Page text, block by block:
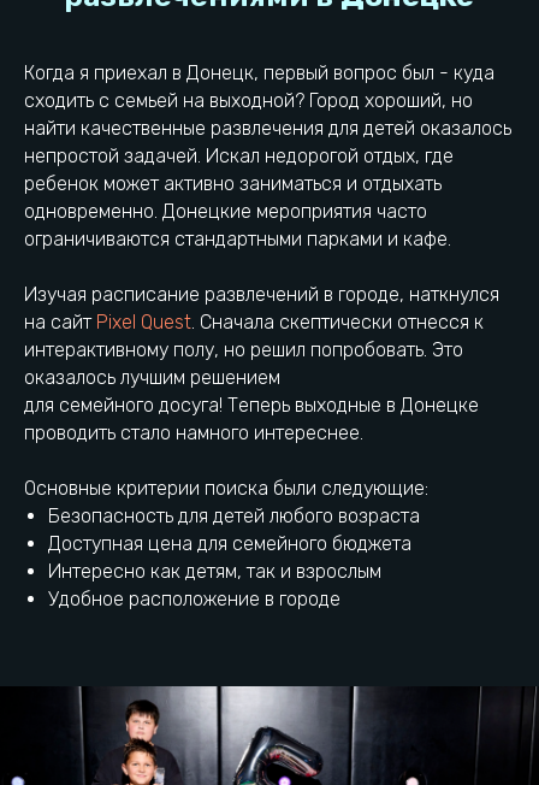
Когда я приехал в Донецк, первый вопрос был - куда
сходить с семьей на выходной? Город хороший, но
найти качественные развлечения для детей оказалось
непростой задачей. Искал недорогой отдых, где
ребенок может активно заниматься и отдыхать
одновременно. Донецкие мероприятия часто
ограничиваются стандартными парками и кафе.
Изучая расписание развлечений в городе, наткнулся
на сайт Pixel Quest. Сначала скептически отнесся к
интерактивному полу, но решил попробовать. Это
оказалось лучшим решением
для семейного досуга! Теперь выходные в Донецке
проводить стало намного интереснее.
Основные критерии поиска были следующие:
Безопасность для детей любого возраста
Доступная цена для семейного бюджета
Интересно как детям, так и взрослым
Удобное расположение в городе
Pixel Quest - адрес и особенности